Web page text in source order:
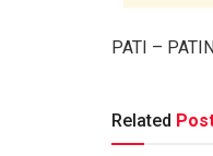
PATI –
Related